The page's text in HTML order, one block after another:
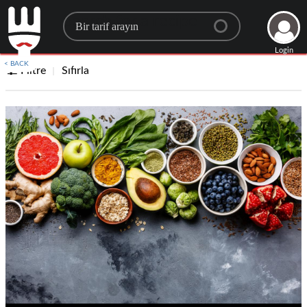
Search for a recipe
Login
Filtre Sıfırla
< BACK